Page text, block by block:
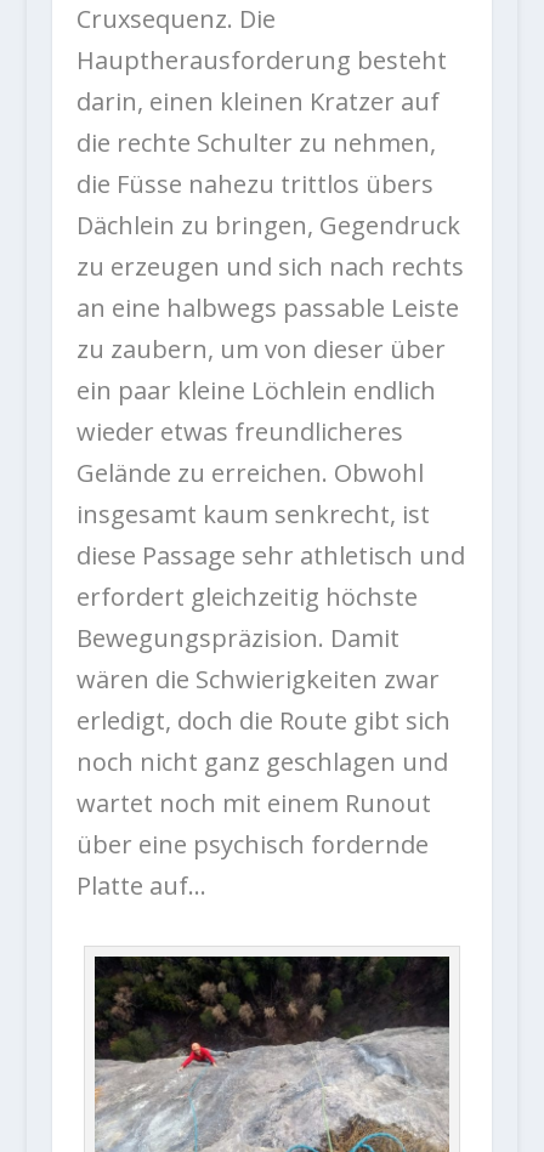
Cruxsequenz. Die
Hauptherausforderung besteht
darin, einen kleinen Kratzer auf
die rechte Schulter zu nehmen,
die Füsse nahezu trittlos übers
Dächlein zu bringen, Gegendruck
zu erzeugen und sich nach rechts
an eine halbwegs passable Leiste
zu zaubern, um von dieser über
ein paar kleine Löchlein endlich
wieder etwas freundlicheres
Gelände zu erreichen. Obwohl
insgesamt kaum senkrecht, ist
diese Passage sehr athletisch und
erfordert gleichzeitig höchste
Bewegungspräzision. Damit
wären die Schwierigkeiten zwar
erledigt, doch die Route gibt sich
noch nicht ganz geschlagen und
wartet noch mit einem Runout
über eine psychisch fordernde
Platte auf…